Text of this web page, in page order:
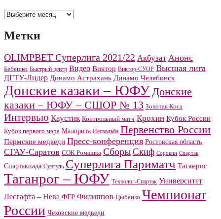
Архивы
Метки
OLIMPBET Суперлига 2021/22 Акбузат Анонс
Бебешко Быстрый центр Видео Виктор Виктор-СУОР Высшая лига
ДГТУ-Лидер Динамо Астрахань Динамо Челябинск
Донские казаки – ЮФУДонские
казаки – ЮФУ – СШОР № 13 Золотая Коса
Интервью Каустик Контрольный матч Крохин Кубок России
Кубок первого мэра Малорита Несвадьба Первенство России
Пермские медведи Пресс-конференция Ростовская область
СГАУ-Саратов СОК Ромашка СборыСкиф Сорокин Спартак
Спартакиада Сунгуль Суперлига Париматч Таганрог
Таганрог – ЮФУ Технолог-Спартак Университет
Лесгафта – Нева ФГР Филиппов Цыбенко Чемпионат
России Чеховские медведи